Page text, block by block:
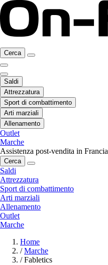
Cerca
Saldi
Attrezzatura
Sport di combattimento
Arti marziali
Allenamento
Outlet
Marche
Assistenza post-vendita in Francia
Cerca
Saldi
Attrezzatura
Sport di combattimento
Arti marziali
Allenamento
Outlet
Marche
Home
/ Marche
/ Fabletics